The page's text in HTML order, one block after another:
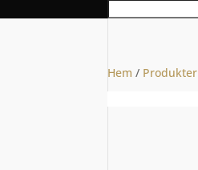
Hem / Produkter